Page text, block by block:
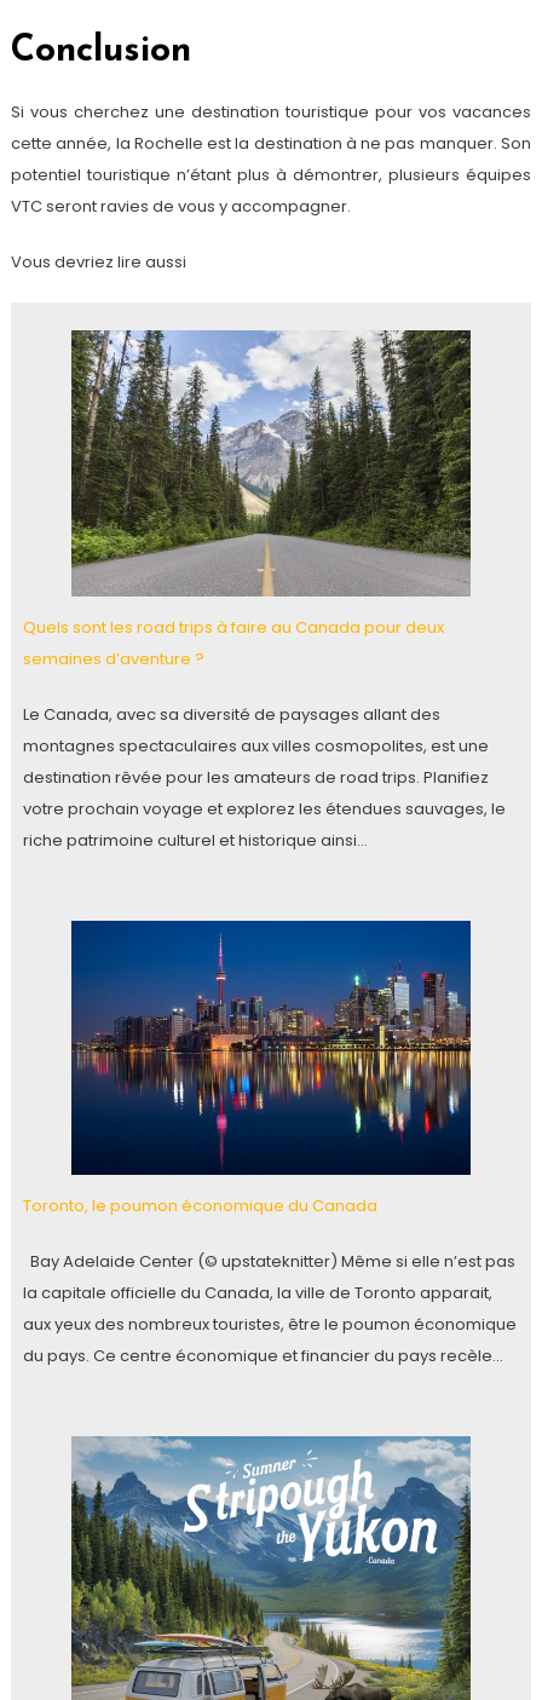
Conclusion
Si vous cherchez une destination touristique pour vos vacances
cette année, la Rochelle est la destination à ne pas manquer. Son
potentiel touristique n’étant plus à démontrer, plusieurs équipes
VTC seront ravies de vous y accompagner.
Vous devriez lire aussi
Quels sont les road trips à faire au Canada pour deux
semaines d’aventure ?
Le Canada, avec sa diversité de paysages allant des
montagnes spectaculaires aux villes cosmopolites, est une
destination rêvée pour les amateurs de road trips. Planifiez
votre prochain voyage et explorez les étendues sauvages, le
riche patrimoine culturel et historique ainsi…
Toronto, le poumon économique du Canada
Bay Adelaide Center (© upstateknitter) Même si elle n’est pas
la capitale officielle du Canada, la ville de Toronto apparait,
aux yeux des nombreux touristes, être le poumon économique
du pays. Ce centre économique et financier du pays recèle…